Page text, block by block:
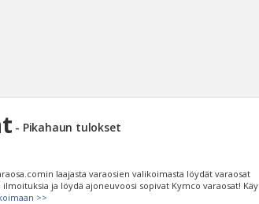
- Pikahaun tulokset
laajasta varaosien valikoimasta löydät varaosat
ja löydä ajoneuvoosi sopivat Kymco varaosat! Käy
>>